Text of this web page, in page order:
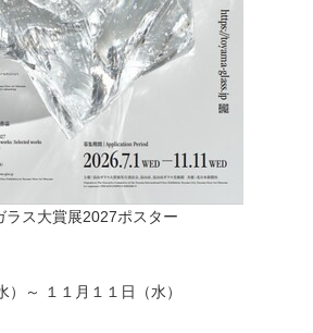
ラス大賞展2027ポスター
）～ １１月１１日（水）